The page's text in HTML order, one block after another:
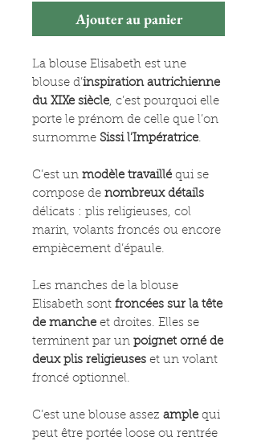
Ajouter au panier
La blouse Elisabeth est une
blouse d’inspiration autrichienne
du XIXe siècle, c’est pourquoi elle
porte le prénom de celle que l’on
surnomme Sissi l’Impératrice.
C’est un modèle travaillé qui se
compose de nombreux détails
délicats : plis religieuses, col
marin, volants froncés ou encore
empiècement d’épaule.
Les manches de la blouse
Elisabeth sont froncées sur la tête
de manche et droites. Elles se
terminent par un poignet orné de
deux plis religieuses et un volant
froncé optionnel.
C’est une blouse assez ample qui
peut être portée loose ou rentrée